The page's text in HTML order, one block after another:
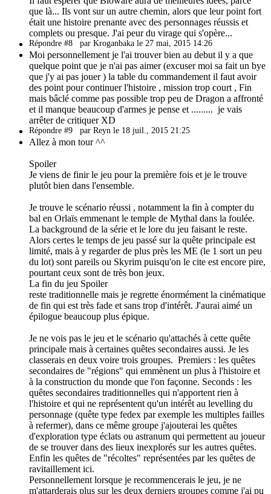
que là... Ils vont sur un autre chemin, alors que leur point fort
était une histoire prenante avec des personnages réussis et
complets ou presque. J'ai peur du virage qui s'opère...
Répondre #8 par Kroganbaka le 27 mai, 2015 14:26
Moi personnellement je l'ai trouver bien au debut il y a que
quelque point que je n'ai pas aimer (excuser moi sa fait un bye
que j'y ai pas jouer ) la table du commandement il faut avoir
des point pour continuer l'histoire , mission trop court , Fin
mais bâclé comme pas possible trop peu de Dragon a affronté
et il manque beaucoup d'armes je pense et ......... je vais
arrêter de critiquer XD
Répondre #9 par Reyn le 18 juil., 2015 21:25
Allez à mon tour ^^
Spoiler
Je viens de finir le jeu pour la première fois et je le trouve
plutôt bien dans l'ensemble.
Je trouve le scénario réussi , notamment la fin à compter du
bal en Orlaïs emmenant le temple de Mythal dans la foulée.
La background de la série et le lore du jeu faisant le reste.
Alors certes le temps de jeu passé sur la quête principale est
limité, mais à y regarder de plus près les ME (le 1 sort un peu
du lot) sont pareils ou Skyrim puisqu'on le cite est encore pire,
pourtant ceux sont de très bon jeux.
La fin du jeu Spoiler
reste traditionnelle mais je regrette énormément la cinématique
de fin qui est très fade et sans trop d'intérêt. J'aurai aimé un
épilogue beaucoup plus épique.
Je ne vois pas le jeu et le scénario qu'attachés à cette quête
principale mais à certaines quêtes secondaires aussi. Je les
classerais en deux voire trois groupes. Premiers : les quêtes
secondaires de "régions" qui emmènent un plus à l'histoire et
à la construction du monde que l'on façonne. Seconds : les
quêtes secondaires traditionnelles qui n'apportent rien à
l'histoire et qui ne représentent qu'un intérêt au levelling du
personnage (quête type fedex par exemple les multiples failles
à refermer), dans ce même groupe j'ajouterai les quêtes
d'exploration type éclats ou astranum qui permettent au joueur
de se trouver dans des lieux inexplorés sur les autres quêtes.
Enfin les quêtes de "récoltes" représentées par les quêtes de
ravitaillement ici.
Personnellement lorsque je recommencerais le jeu, je ne
m'attarderais plus sur les deux derniers groupes comme j'ai pu